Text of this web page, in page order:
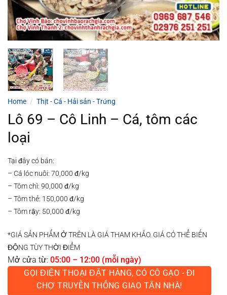
Home / Thịt - Cá - Hải sản - Trứng
Lô 69 – Cô Linh – Cá, tôm các
loại
Tại đây có bán:
– Cá lóc nuôi: 70,000 đ/kg
– Tôm chì: 90,000 đ/kg
– Tôm thẻ: 150,000 đ/kg
– Tôm rậy: 50,000 đ/kg
*GIÁ SẢN PHẨM Ở TRÊN LÀ GIÁ THAM KHẢO. GIÁ CÓ THỂ BIẾN
ĐỘNG TÙY THỜI ĐIỂM
Mở cửa từ: 05:00 – 12:00 (mỗi ngày)
GỌI ĐIỆN THOẠI ĐẶT HÀNG, CÓ CÔ GẠO - ĐI
CHỢ TRUYỀN THỐNG GIAO TẬN NHÀ!